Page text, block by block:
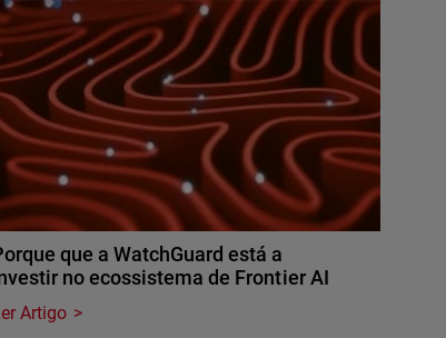
que a WatchGuard está a
no ecossistema de Frontier AI
Artigo